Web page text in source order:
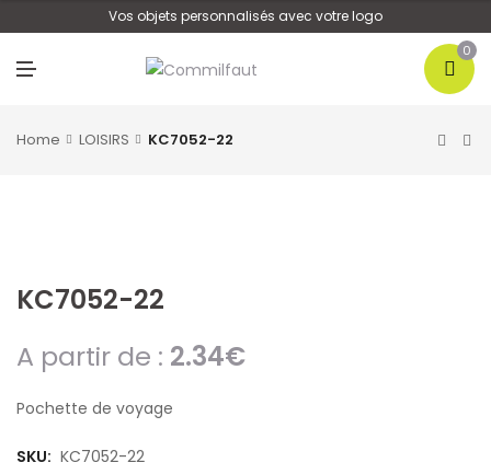
Vos objets personnalisés avec votre logo
0
Home LOISIRS KC7052-22
KC7052-22
A partir de : 2.34€
Pochette de voyage
SKU: KC7052-22